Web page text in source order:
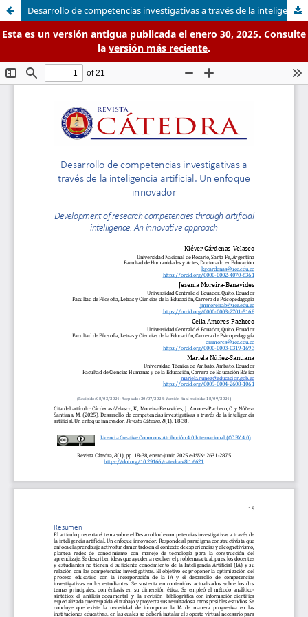
Desarrollo de competencias investigativas a través de la inteligencia artificial. Un enfoque innovador
Esta es un versión antigua publicada el enero 30, 2025. Consulte
la versión más reciente.